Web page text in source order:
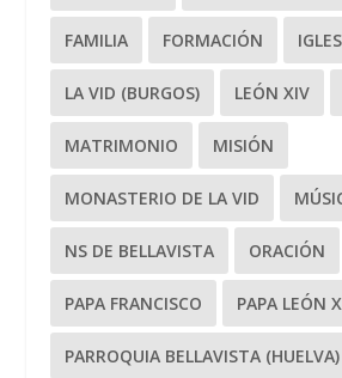
FAMILIA FORMACIÓN
LA VID (BURGOS) LEÓN XIV
MATRIMONIO MISIÓN
MONASTERIO DE LA VID
NS DE BELLAVISTA ORACIÓN
PAPA FRANCISCO PAPA LEÓN
PARROQUIA BELLAVISTA (HUELVA)